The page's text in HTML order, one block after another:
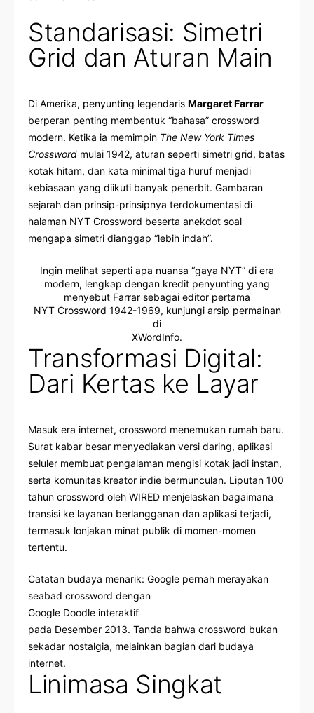
Standarisasi: Simetri
Grid dan Aturan Main
Di Amerika, penyunting legendaris Margaret Farrar
berperan penting membentuk “bahasa” crossword
modern. Ketika ia memimpin The New York Times
Crossword mulai 1942, aturan seperti simetri grid, batas
kotak hitam, dan kata minimal tiga huruf menjadi
kebiasaan yang diikuti banyak penerbit. Gambaran
sejarah dan prinsip-prinsipnya terdokumentasi di
halaman NYT Crossword beserta anekdot soal
mengapa simetri dianggap “lebih indah”.
Ingin melihat seperti apa nuansa “gaya NYT” di era
modern, lengkap dengan kredit penyunting yang
menyebut Farrar sebagai editor pertama
NYT Crossword 1942-1969, kunjungi arsip permainan
di
XWordInfo.
Transformasi Digital:
Dari Kertas ke Layar
Masuk era internet, crossword menemukan rumah baru.
Surat kabar besar menyediakan versi daring, aplikasi
seluler membuat pengalaman mengisi kotak jadi instan,
serta komunitas kreator indie bermunculan. Liputan 100
tahun crossword oleh WIRED menjelaskan bagaimana
transisi ke layanan berlangganan dan aplikasi terjadi,
termasuk lonjakan minat publik di momen-momen
tertentu.
Catatan budaya menarik: Google pernah merayakan
seabad crossword dengan
Google Doodle interaktif
pada Desember 2013. Tanda bahwa crossword bukan
sekadar nostalgia, melainkan bagian dari budaya
internet.
Linimasa Singkat